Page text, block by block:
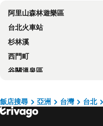
Xi Ke Hotel - Sanchong Branch
富裕自由商旅 - 忠孝館
FX Hotel Taipei Nanjing East Road Branch
Hotel Fun - Linsen
麗京棧酒店
HiONE Holiday Hotel Taipei
Forte Hotel Xizhi
阿里山森林遊樂區
台北火車站
杉林溪
西門町
谷關溫泉區
台中一中商圈
武陵農場
飯店搜尋 亞洲 台灣 台北